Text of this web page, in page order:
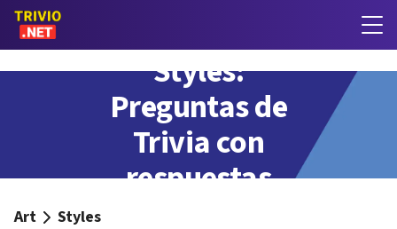
Styles:
Preguntas de
Trivia con
respuestas
Art Styles